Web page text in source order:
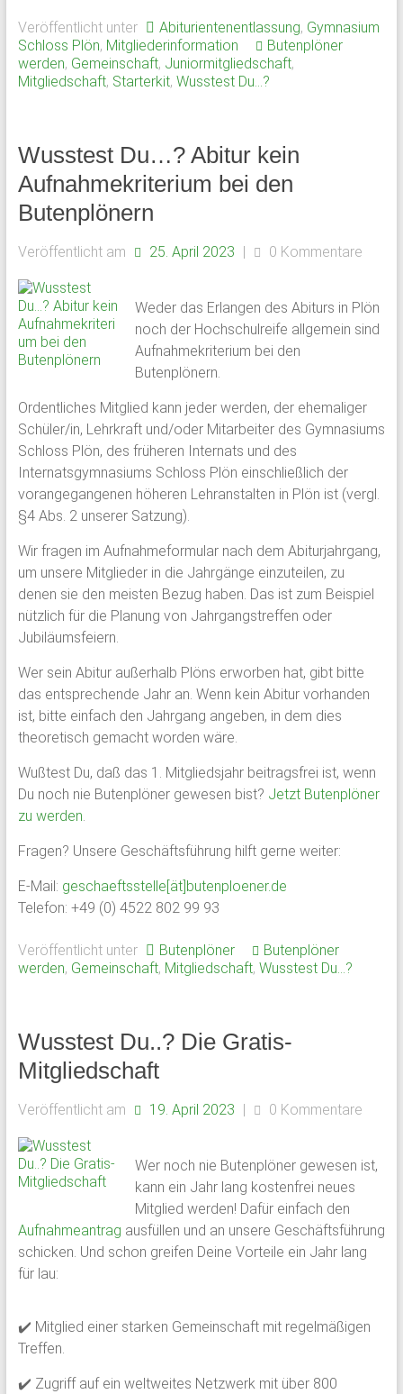
Veröffentlicht unter Abiturientenentlassung, Gymnasium
Schloss Plön, Mitgliederinformation
Butenplöner
werden, Gemeinschaft, Juniormitgliedschaft,
Mitgliedschaft, Starterkit, Wusstest Du...?
Wusstest Du…? Abitur kein
Aufnahmekriterium bei den
Butenplönern
Veröffentlicht am 25. April 2023 | 0 Kommentare
Weder das Erlangen des Abiturs in Plön
noch der Hochschulreife allgemein sind
Aufnahmekriterium bei den
Butenplönern.
Ordentliches Mitglied kann jeder werden, der ehemaliger
Schüler/in, Lehrkraft und/oder Mitarbeiter des Gymnasiums
Schloss Plön, des früheren Internats und des
Internatsgymnasiums Schloss Plön einschließlich der
vorangegangenen höheren Lehranstalten in Plön ist (vergl.
§4 Abs. 2 unserer Satzung).
Wir fragen im Aufnahmeformular nach dem Abiturjahrgang,
um unsere Mitglieder in die Jahrgänge einzuteilen, zu
denen sie den meisten Bezug haben. Das ist zum Beispiel
nützlich für die Planung von Jahrgangstreffen oder
Jubiläumsfeiern.
Wer sein Abitur außerhalb Plöns erworben hat, gibt bitte
das entsprechende Jahr an. Wenn kein Abitur vorhanden
ist, bitte einfach den Jahrgang angeben, in dem dies
theoretisch gemacht worden wäre.
Wußtest Du, daß das 1. Mitgliedsjahr beitragsfrei ist, wenn
Du noch nie Butenplöner gewesen bist? Jetzt Butenplöner
zu werden.
Fragen? Unsere Geschäftsführung hilft gerne weiter:
E-Mail: geschaeftsstelle[ät]butenploener.de
Telefon: +49 (0) 4522 802 99 93
Veröffentlicht unter Butenplöner
Butenplöner
werden, Gemeinschaft, Mitgliedschaft, Wusstest Du...?
Wusstest Du..? Die Gratis-
Mitgliedschaft
Veröffentlicht am 19. April 2023 | 0 Kommentare
Wer noch nie Butenplöner gewesen ist,
kann ein Jahr lang kostenfrei neues
Mitglied werden! Dafür einfach den
Aufnahmeantrag ausfüllen und an unsere Geschäftsführung
schicken. Und schon greifen Deine Vorteile ein Jahr lang
für lau:
✔️ Mitglied einer starken Gemeinschaft mit regelmäßigen
Treffen.
✔️ Zugriff auf ein weltweites Netzwerk mit über 800